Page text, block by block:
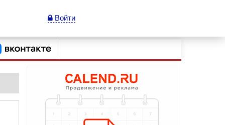
Войти